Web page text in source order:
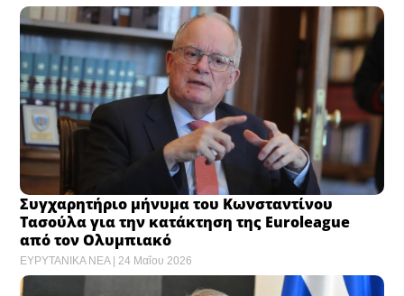
Συγχαρητήριο μήνυμα του Κωνσταντίνου
Τασούλα για την κατάκτηση της Euroleague
από τον Ολυμπιακό
ΕΥΡΥΤΑΝΙΚΑ ΝΕΑ 24 Μαΐου 2026